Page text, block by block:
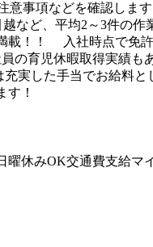
意事項などを確認し
など、平均2～3件の
載！！ 入社時点で免
育児休暇取得実績も
実した手当でお給料
す！
曜休みOK交通費支給マ